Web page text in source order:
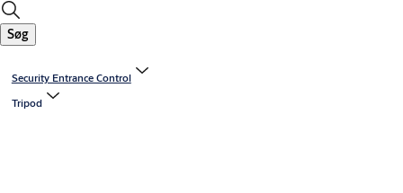
Søg
Security Entrance Control
Tripod